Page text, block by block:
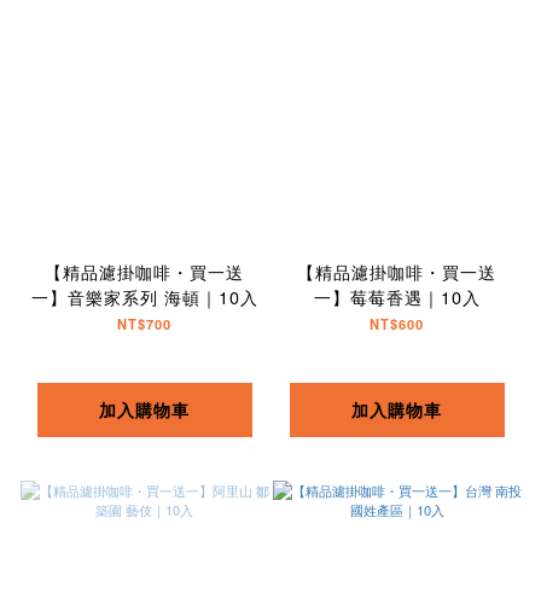
【精品濾掛咖啡・買一送
一】音樂家系列 海頓｜10入
NT$700
加入購物車
【精品濾掛咖啡・買一送
一】莓莓香遇｜10入
NT$600
加入購物車